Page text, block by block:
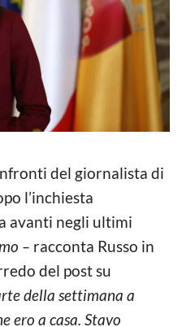
del giornalista di
l’inchiesta
avanti negli ultimi
– racconta Russo in
del post su
della settimana a
ero a casa. Stavo